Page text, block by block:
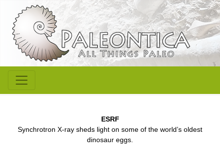
ESRF
Synchrotron X-ray sheds light on some of the world’s oldest
dinosaur eggs.